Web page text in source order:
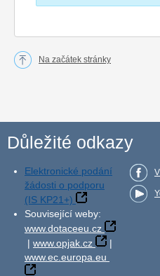
Na začátek stránky
Důležité odkazy
Elektronické podání
žádosti o podporu
(IS KP21+)
Související weby:
www.dotaceeu.cz
| www.opjak.cz
|
www.ec.europa.eu